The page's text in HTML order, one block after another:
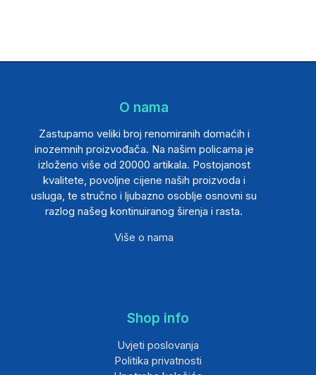
O nama
Zastupamo veliki broj renomiranih domaćih i
inozemnih proizvođača. Na našim policama je
izloženo više od 20000 artikala. Postojanost
kvalitete, povoljne cijene naših proizvoda i
usluga, te stručno i ljubazno osoblje osnovni su
razlog našeg kontinuiranog širenja i rasta.
Više o nama
Shop info
Uvjeti poslovanja
Politika privatnosti